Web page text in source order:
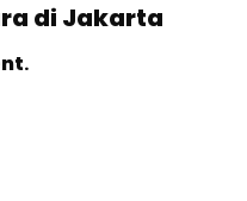
di Jakarta
.